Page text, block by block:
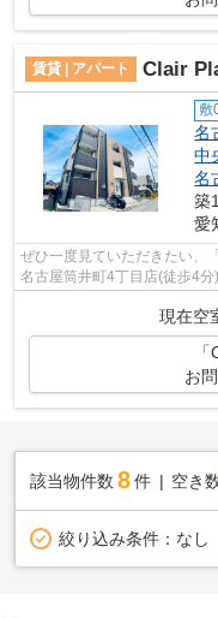
賃貸 | アパート Clair
敷
名
中
名
築
愛
ぜひ一度見ていただきたい、
名古屋筒井町4丁目店(徒歩4
現在空
お
該当物件数 8件 空き
絞り込み条件： なし